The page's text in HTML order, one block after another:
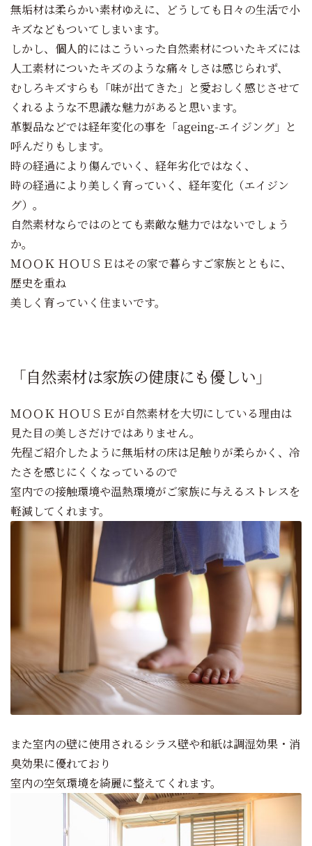
無垢材は柔らかい素材ゆえに、どうしても日々の生活で小
キズなどもついてしまいます。
しかし、個人的にはこういった自然素材についたキズには
人工素材についたキズのような痛々しさは感じられず、
むしろキズすらも「味が出てきた」と愛おしく感じさせて
くれるような不思議な魅力があると思います。
革製品などでは経年変化の事を「ageing-エイジング」と
呼んだりもします。
時の経過により傷んでいく、経年劣化ではなく、
時の経過により美しく育っていく、経年変化（エイジン
グ）。
自然素材ならではのとても素敵な魅力ではないでしょう
か。
ＭＯＯＫ ＨＯＵＳＥはその家で暮らすご家族とともに、
歴史を重ね
美しく育っていく住まいです。
「自然素材は家族の健康にも優しい」
ＭＯＯＫ ＨＯＵＳＥが自然素材を大切にしている理由は
見た目の美しさだけではありません。
先程ご紹介したように無垢材の床は足触りが柔らかく、冷
たさを感じにくくなっているので
室内での接触環境や温熱環境がご家族に与えるストレスを
軽減してくれます。
また室内の壁に使用されるシラス壁や和紙は調湿効果・消
臭効果に優れており
室内の空気環境を綺麗に整えてくれます。